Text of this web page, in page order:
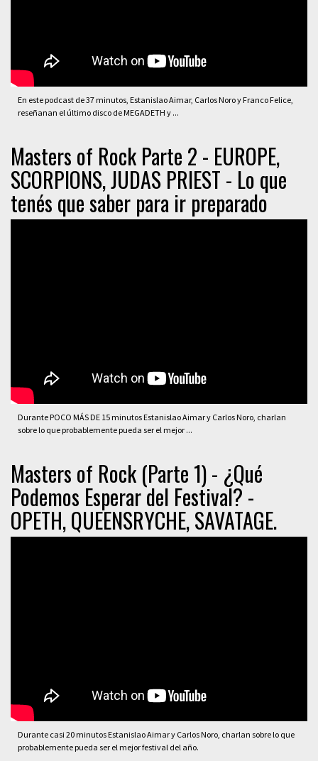
En este podcast de 37 minutos, Estanislao Aimar, Carlos Noro y Franco Felice,
reseñanan el último disco de MEGADETH y ...
Masters of Rock Parte 2 - EUROPE,
SCORPIONS, JUDAS PRIEST - Lo que
tenés que saber para ir preparado
Durante POCO MÁS DE 15 minutos Estanislao Aimar y Carlos Noro, charlan
sobre lo que probablemente pueda ser el mejor ...
Masters of Rock (Parte 1) - ¿Qué
Podemos Esperar del Festival? -
OPETH, QUEENSRYCHE, SAVATAGE.
Durante casi 20 minutos Estanislao Aimar y Carlos Noro, charlan sobre lo que
probablemente pueda ser el mejor festival del año.